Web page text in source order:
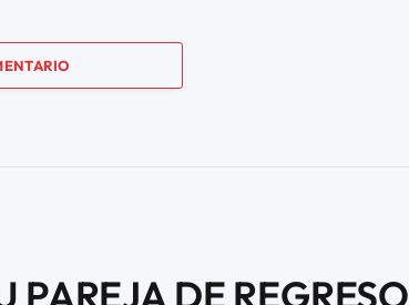
PAREJA DE REGRESO